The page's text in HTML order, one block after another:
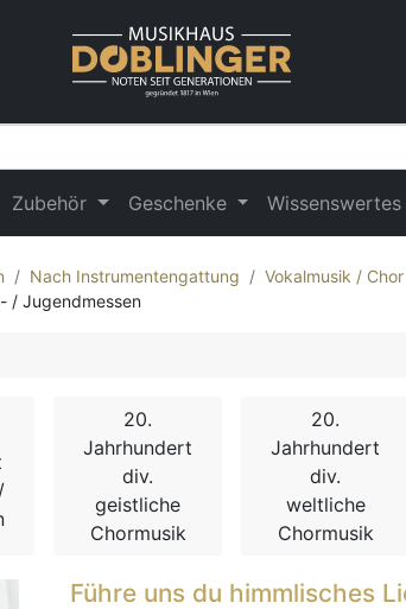
Zubehör Geschenke Wissenswertes
Nach Instrumentengattung Vokalmusik / Chor
/ Jugendmessen
20.
Jahrhundert
div.
geistliche
Chormusik
20.
Jahrhundert
div.
weltliche
Chormusik
Führe uns du himmlisches